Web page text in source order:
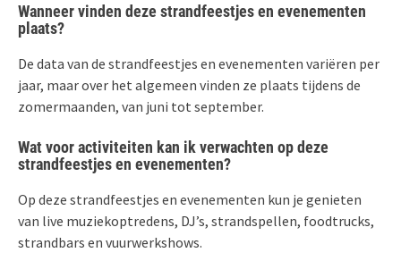
Wanneer vinden deze strandfeestjes en evenementen
plaats?
De data van de strandfeestjes en evenementen variëren per
jaar, maar over het algemeen vinden ze plaats tijdens de
zomermaanden, van juni tot september.
Wat voor activiteiten kan ik verwachten op deze
strandfeestjes en evenementen?
Op deze strandfeestjes en evenementen kun je genieten
van live muziekoptredens, DJ’s, strandspellen, foodtrucks,
strandbars en vuurwerkshows.